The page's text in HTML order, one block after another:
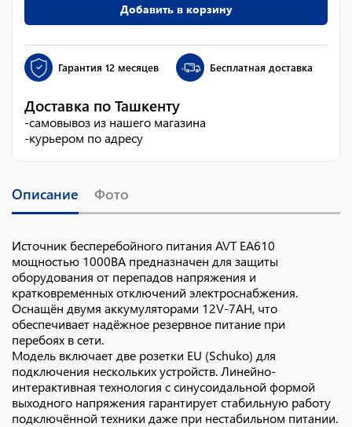
Добавить в корзину
Гарантия 12 месяцев Бесплатная доставка
Доставка по Ташкенту
-самовывоз из нашего магазина
-курьером по адресу
Описание Фото
Источник бесперебойного питания AVT EA610
мощностью 1000ВА предназначен для защиты
оборудования от перепадов напряжения и
кратковременных отключений электроснабжения.
Оснащён двумя аккумуляторами 12V-7AH, что
обеспечивает надёжное резервное питание при
перебоях в сети.
Модель включает две розетки EU (Schuko) для
подключения нескольких устройств. Линейно-
интерактивная технология с синусоидальной формой
выходного напряжения гарантирует стабильную работу
подключённой техники даже при нестабильном питании.